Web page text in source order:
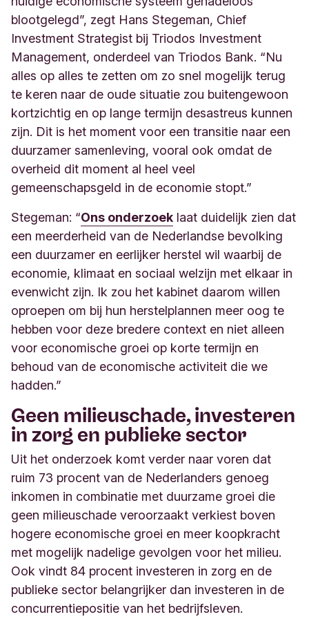
blootgelegd”, zegt Hans Stegeman, Chief
Investment Strategist bij Triodos Investment
Management, onderdeel van Triodos Bank. “Nu
alles op alles te zetten om zo snel mogelijk terug
te keren naar de oude situatie zou buitengewoon
kortzichtig en op lange termijn desastreus kunnen
zijn. Dit is het moment voor een transitie naar een
duurzamer samenleving, vooral ook omdat de
overheid dit moment al heel veel
gemeenschapsgeld in de economie stopt.”
Stegeman: “Ons onderzoek laat duidelijk zien dat
een meerderheid van de Nederlandse bevolking
een duurzamer en eerlijker herstel wil waarbij de
economie, klimaat en sociaal welzijn met elkaar in
evenwicht zijn. Ik zou het kabinet daarom willen
oproepen om bij hun herstelplannen meer oog te
hebben voor deze bredere context en niet alleen
voor economische groei op korte termijn en
behoud van de economische activiteit die we
hadden.”
Geen milieuschade, investeren
in zorg en publieke sector
Uit het onderzoek komt verder naar voren dat
ruim 73 procent van de Nederlanders genoeg
inkomen in combinatie met duurzame groei die
geen milieuschade veroorzaakt verkiest boven
hogere economische groei en meer koopkracht
met mogelijk nadelige gevolgen voor het milieu.
Ook vindt 84 procent investeren in zorg en de
publieke sector belangrijker dan investeren in de
concurrentiepositie van het bedrijfsleven.